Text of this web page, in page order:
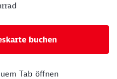
buchen
Tab öffnen